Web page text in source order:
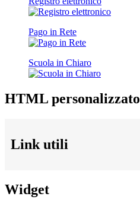
Pago in Rete
Scuola in Chiaro
HTML personalizzato
Link utili
Widget